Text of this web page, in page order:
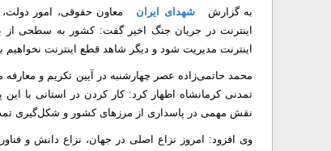
به گزارششهدای ایران معاون حقوقی، امور دولت،
اینترنت در جریان جنگ اخیر گفت: کشور به سطحی از
اینترنت مدیریت شود و دیگر شاهد قطع اینترنت نخواهیم
محمد حاتمی‌زاده عصر چهارشنبه در آیین تکریم و معارفه
تمدنی کرمانشاه اظهار کرد: کار کردن در استانی با
نقش مهمی در پاسداری از مرزهای کشور و شکل‌گیری
وی افزود: امروز نزاع اصلی در جهان، نزاع دانش و